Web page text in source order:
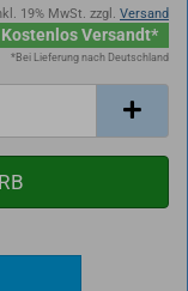
19% MwSt. zzgl. Versand
Versandt*
*Bei Lieferung nach Deutschland